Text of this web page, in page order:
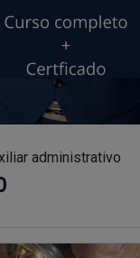
administrativo